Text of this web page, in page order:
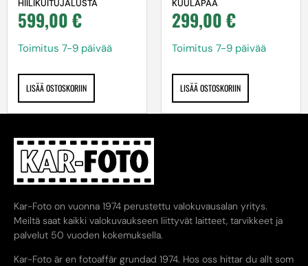
HIILIKUITUJALUSTA
599,00€
Toimitus 7-9 päivää
LISÄÄ OSTOSKORIIN
KUULAPÄÄ
299,00€
Toimitus 7-9 päivää
LISÄÄ OSTOSKORIIN
Kar-Foto on vuonna 1974 perustettu valokuvausalan yritys.
Meiltä saat kaikki valokuvaukseen liittyvät laitteet, tarvikkeet ja
palvelut 50 vuoden kokemuksella.
Kar-Foto är en fotoaffär grundad 1974. Hos oss hittar du allt som